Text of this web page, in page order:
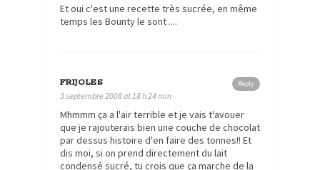
Et oui c'est une recette très sucrée, en même
temps les Bounty le sont ....
Reply
FRIJOLES
3 septembre 2008 at 18 h 24 min
Mhmmm ça a l'air terrible et je vais t'avouer
que je rajouterais bien une couche de chocolat
par dessus histoire d'en faire des tonnes!! Et
dis moi, si on prend directement du lait
condensé sucré, tu crois que ça marche de la